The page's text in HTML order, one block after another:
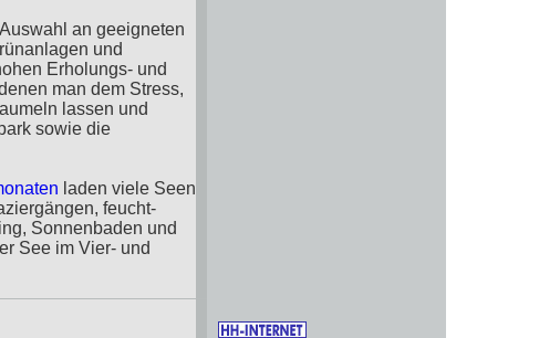
an geeigneten
und
Erholungs- und
man dem Stress,
lassen und
sowie die
laden viele Seen
feucht-
Sonnenbaden und
See im Vier- und